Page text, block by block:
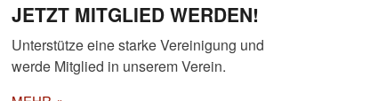
AN DEN BEIDEN
WOCHENENDEN VOR DEM
JETZT MITGLIED WERDEN!
Unterstütze eine starke Vereinigung und
werde Mitglied in unserem Verein.